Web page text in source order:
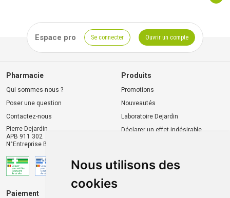
Nous utilisons des
cookies
Espace pro Se connecter Ouvrir un compte
Pharmacie
Qui sommes-nous ?
Poser une question
Contactez-nous
Pierre Dejardin
APB 911 302
N°Entreprise BE0446.901.764
Produits
Promotions
Nouveautés
Laboratoire Dejardin
Déclarer un effet indésirable
Paiement